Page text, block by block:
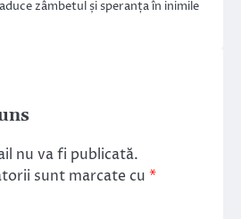
zâmbetul și speranța în inimile
nu va fi publicată.
sunt marcate cu *